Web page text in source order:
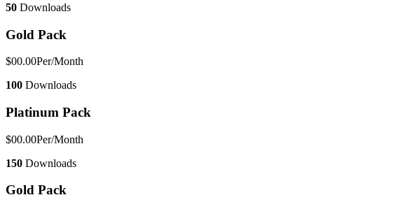
50 Downloads
Gold Pack
$00.00Per/Month
100 Downloads
Platinum Pack
$00.00Per/Month
150 Downloads
Gold Pack